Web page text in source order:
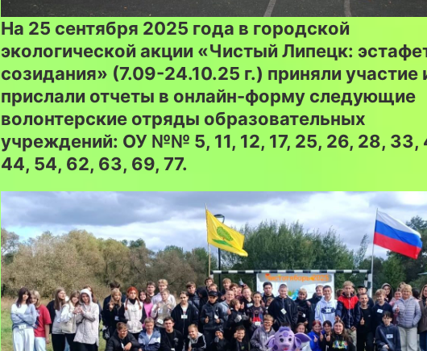
На 25 сентября 2025 года в городской
экологической акции «Чистый Липецк:
созидания» (7.09-24.10.25 г.) приняли участие
прислали отчеты в онлайн-форму следующие
волонтерские отряды образовательных
учреждений: ОУ №№ 5, 11, 12, 17, 25, 26, 28, 33,
44, 54, 62, 63, 69, 77.